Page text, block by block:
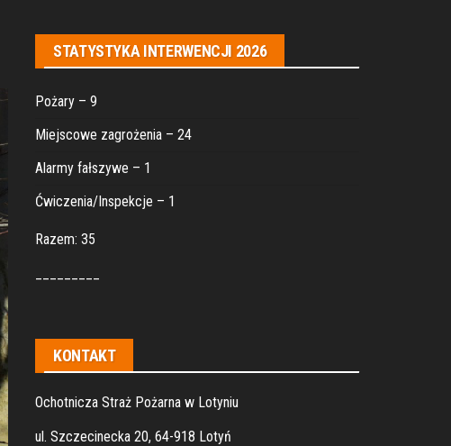
STATYSTYKA INTERWENCJI 2026
Pożary – 9
Miejscowe zagrożenia – 24
Alarmy fałszywe – 1
Ćwiczenia/Inspekcje – 1
Razem: 35
KONTAKT
Ochotnicza Straż Pożarna w Lotyniu
ul. Szczecinecka 20, 64-918 Lotyń